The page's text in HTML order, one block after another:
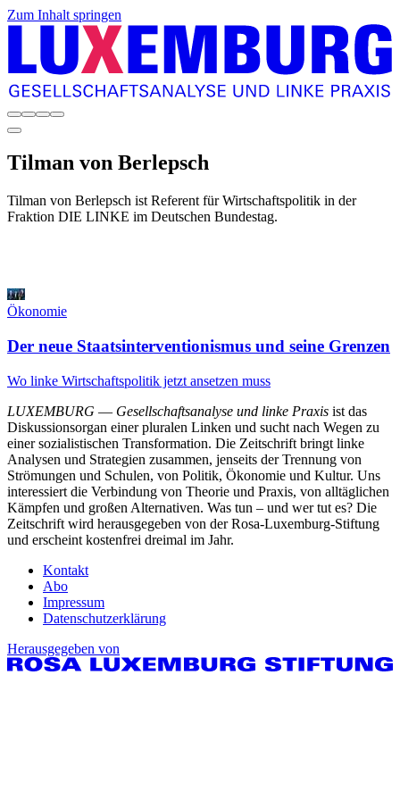
Zum Inhalt springen
Tilman von Berlepsch
Tilman von Berlepsch ist Referent für Wirtschaftspolitik in der
Fraktion DIE LINKE im Deutschen Bundestag.
Ökonomie
Der neue Staatsinterventionismus und seine Grenzen
Wo linke Wirtschaftspolitik jetzt ansetzen muss
LUXEMBURG — Gesellschaftsanalyse und linke Praxis ist das
Diskussionsorgan einer pluralen Linken und sucht nach Wegen zu
einer sozialistischen Transformation. Die Zeitschrift bringt linke
Analysen und Strategien zusammen, jenseits der Trennung von
Strömungen und Schulen, von Politik, Ökonomie und Kultur. Uns
interessiert die Verbindung von Theorie und Praxis, von alltäglichen
Kämpfen und großen Alternativen. Was tun – und wer tut es? Die
Zeitschrift wird herausgegeben von der Rosa-Luxemburg-Stiftung
und erscheint kostenfrei dreimal im Jahr.
Kontakt
Abo
Impressum
Datenschutzerklärung
Herausgegeben von